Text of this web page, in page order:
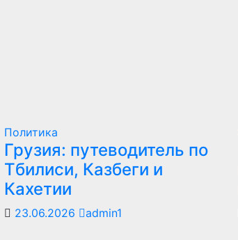
Политика
Грузия: путеводитель по
Тбилиси, Казбеги и
Кахетии
23.06.2026 admin1